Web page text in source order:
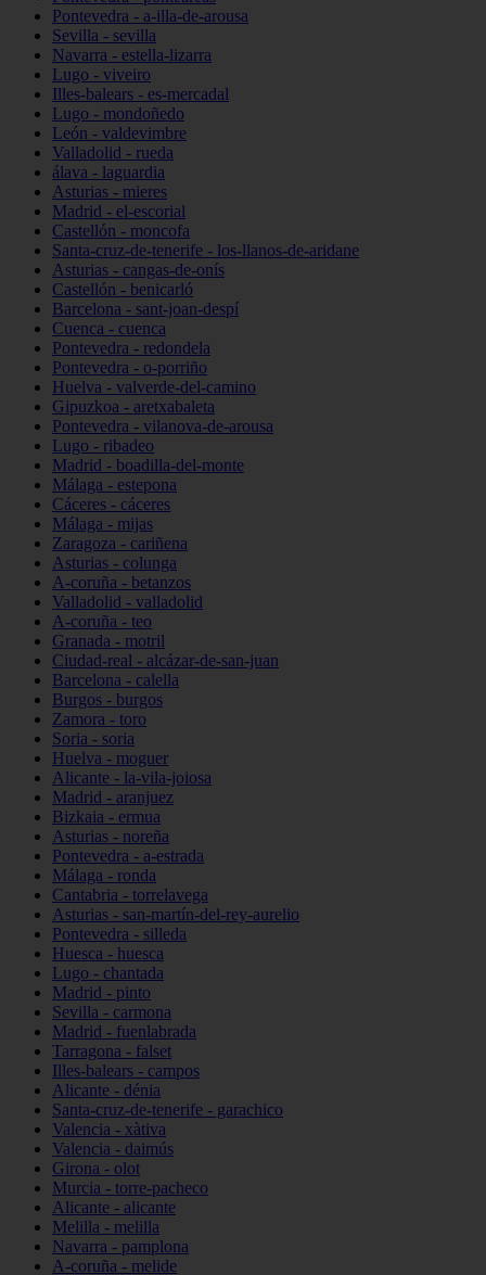
Pontevedra - a-illa-de-arousa
Sevilla - sevilla
Navarra - estella-lizarra
Lugo - viveiro
Illes-balears - es-mercadal
Lugo - mondoñedo
León - valdevimbre
Valladolid - rueda
álava - laguardia
Asturias - mieres
Madrid - el-escorial
Castellón - moncofa
Santa-cruz-de-tenerife - los-llanos-de-aridane
Asturias - cangas-de-onís
Castellón - benicarló
Barcelona - sant-joan-despí
Cuenca - cuenca
Pontevedra - redondela
Pontevedra - o-porriño
Huelva - valverde-del-camino
Gipuzkoa - aretxabaleta
Pontevedra - vilanova-de-arousa
Lugo - ribadeo
Madrid - boadilla-del-monte
Málaga - estepona
Cáceres - cáceres
Málaga - mijas
Zaragoza - cariñena
Asturias - colunga
A-coruña - betanzos
Valladolid - valladolid
A-coruña - teo
Granada - motril
Ciudad-real - alcázar-de-san-juan
Barcelona - calella
Burgos - burgos
Zamora - toro
Soria - soria
Huelva - moguer
Alicante - la-vila-joiosa
Madrid - aranjuez
Bizkaia - ermua
Asturias - noreña
Pontevedra - a-estrada
Málaga - ronda
Cantabria - torrelavega
Asturias - san-martín-del-rey-aurelio
Pontevedra - silleda
Huesca - huesca
Lugo - chantada
Madrid - pinto
Sevilla - carmona
Madrid - fuenlabrada
Tarragona - falset
Illes-balears - campos
Alicante - dénia
Santa-cruz-de-tenerife - garachico
Valencia - xàtiva
Valencia - daimús
Girona - olot
Murcia - torre-pacheco
Alicante - alicante
Melilla - melilla
Navarra - pamplona
A-coruña - melide